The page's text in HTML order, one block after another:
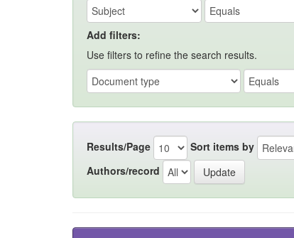
Add filters:
Use filters to refine the search results.
Results/Page Sort items by
Authors/record